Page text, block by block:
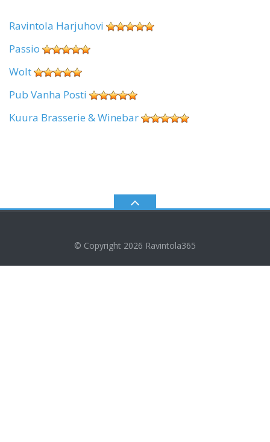
Ravintola Harjuhovi
Passio
Wolt
Pub Vanha Posti
Kuura Brasserie & Winebar
© Copyright 2026 Ravintola365